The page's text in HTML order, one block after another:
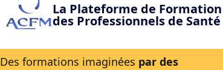
La Plateforme de Formation
des Professionnels de Santé
Des formations imaginées par des